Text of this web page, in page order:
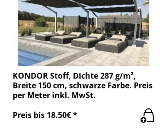
KONDOR Stoff, Dichte 287 g/m²,
Breite 150 cm, schwarze Farbe. Preis
per Meter inkl. MwSt.
Preis bis 18.50€ *